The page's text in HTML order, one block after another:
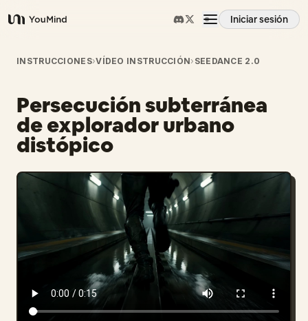
YouMind
Iniciar sesión
Resumen
Casos de uso
Habilidades
Precios
INSTRUCCIONES›VÍDEO INSTRUCCIÓN› SEEDANCE 2.0
Persecución subterránea
de explorador urbano
distópico